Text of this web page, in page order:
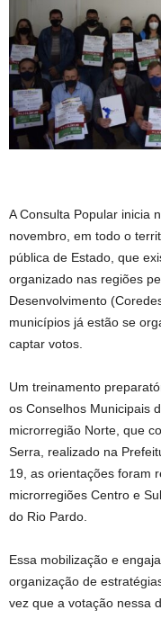
A Consulta Popular inicia
novembro, em todo o
pública de Estado, que
organizado nas regiões
Desenvolvimento
municípios já estão se
captar votos.
Um treinamento
os Conselhos Municipais
microrregião Norte, que
Serra, realizado na
19, as orientações foram
microrregiões Centro e
do Rio Pardo.
Essa mobilização e
organização de
vez que a votação nessa